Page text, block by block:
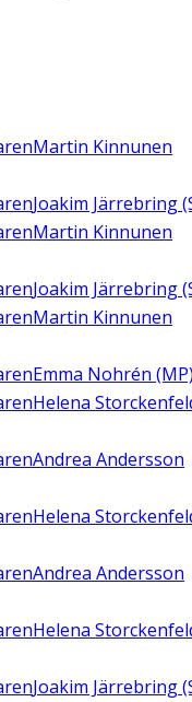
Martin Kinnunen
Joakim Järrebring
Martin Kinnunen
Joakim Järrebring
Martin Kinnunen
Emma Nohrén
Helena
Andrea Andersson
Helena
Andrea Andersson
Helena
Joakim Järrebring